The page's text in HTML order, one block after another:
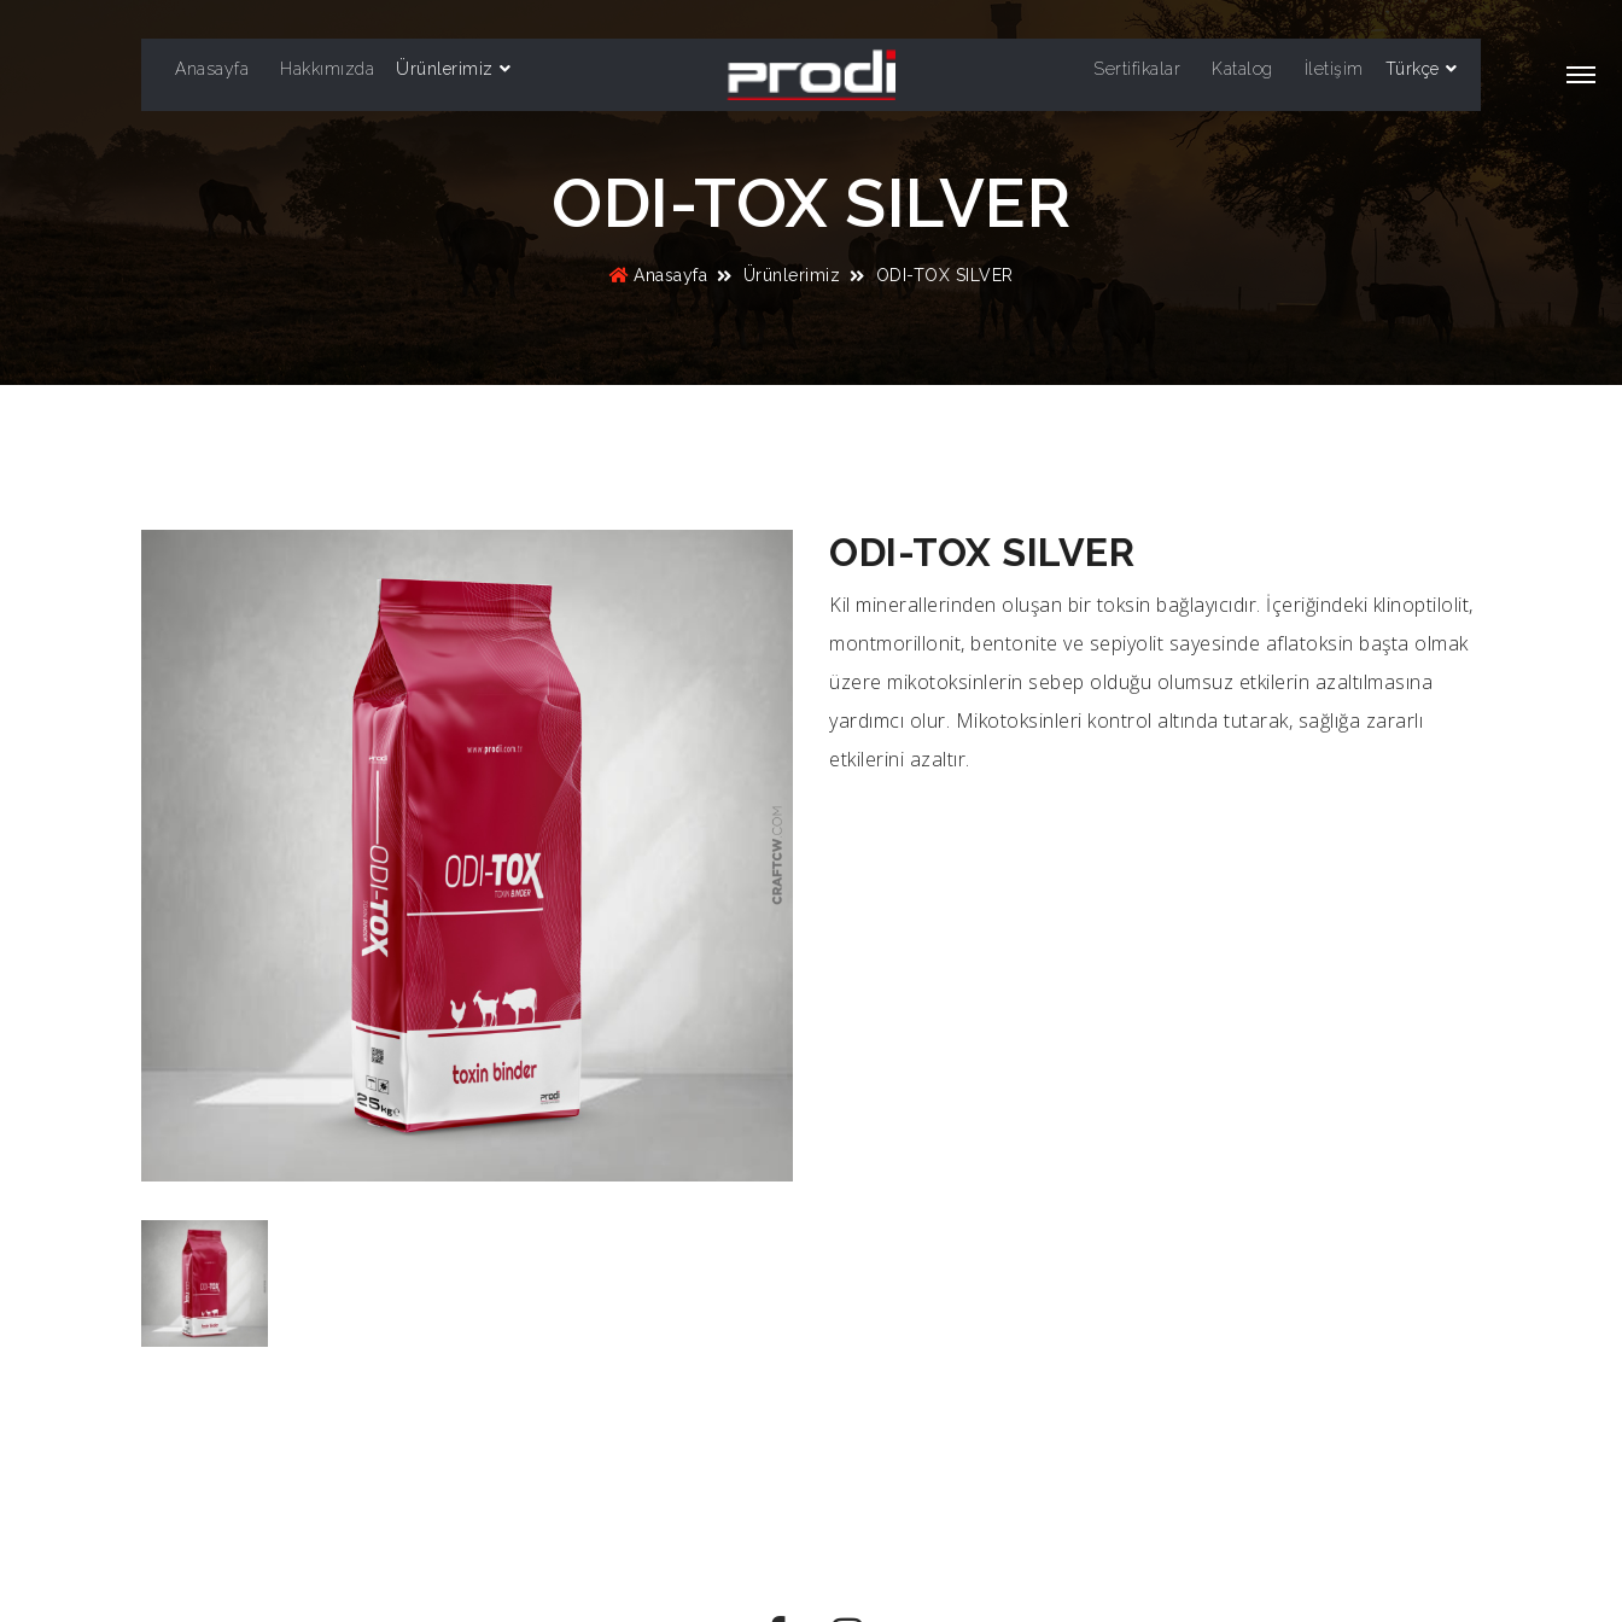
Anasayfa Hakkımızda Ürünlerimiz Sertifikalar Katalog İletişim Türkçe
ODI-TOX SILVER
Anasayfa Ürünlerimiz ODI-TOX SILVER
ODI-TOX SILVER
Kil minerallerinden oluşan bir toksin bağlayıcıdır. İçeriğindeki klinoptilolit,
montmorillonit, bentonite ve sepiyolit sayesinde aflatoksin başta olmak
üzere mikotoksinlerin sebep olduğu olumsuz etkilerin azaltılmasına
yardımcı olur. Mikotoksinleri kontrol altında tutarak, sağlığa zararlı
etkilerini azaltır.